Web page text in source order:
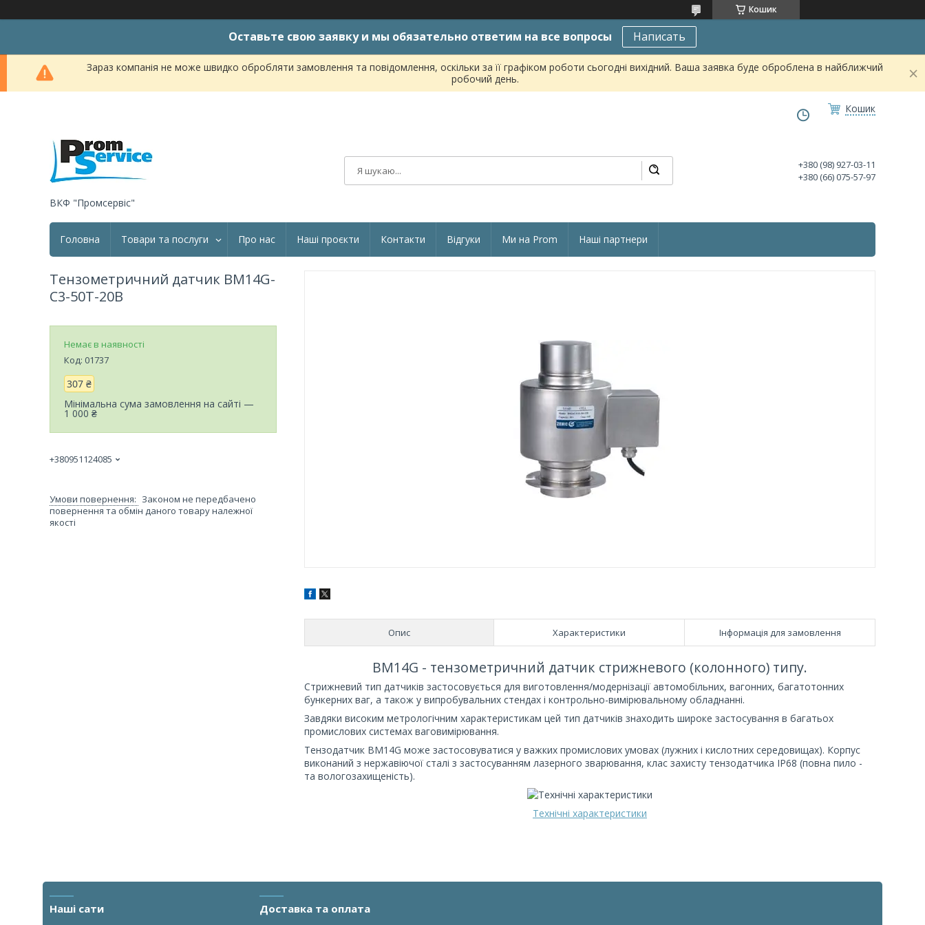
Кошик
Оставьте свою заявку и мы обязательно ответим на все вопросы Написать
Зараз компанія не може швидко обробляти замовлення та повідомлення, оскільки за її графіком роботи сьогодні вихідний. Ваша заявка буде оброблена в найближчий
робочий день.
Кошик
ВКФ "Промсервіс"
+380 (98) 927-03-11
+380 (66) 075-57-97
Головна Товари та послуги Про нас Наші проєкти Контакти Відгуки Ми на Prom Наші партнери
Опис Характеристики Інформація для замовлення
BM14G - тензометричний датчик стрижневого (колонного) типу.
Стрижневий тип датчиків застосовується для виготовлення/модернізації автомобільних, вагонних, багатотонних
бункерних ваг, а також у випробувальних стендах і контрольно-вимірювальному обладнанні.
Завдяки високим метрологічним характеристикам цей тип датчиків знаходить широке застосування в багатьох
промислових системах ваговимірювання.
Тензодатчик BM14G може застосовуватися у важких промислових умовах (лужних і кислотних середовищах). Корпус
виконаний з нержавіючої сталі з застосуванням лазерного зварювання, клас захисту тензодатчика IP68 (повна пило -
та вологозахищеність).
Технічні характеристики
Тензометричний датчик BM14G-
C3-50T-20B
Немає в наявності
Код: 01737
307 ₴
Мінімальна сума замовлення на сайті —
1 000 ₴
+380951124085
Законом не передбачено
повернення та обмін даного товару належної
якості
Наші сати Доставка та оплата